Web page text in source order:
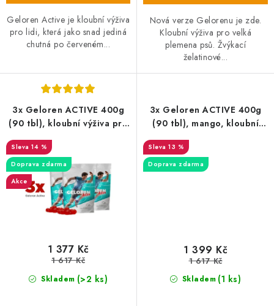
Geloren Active je kloubní výživa
pro lidi, která jako snad jediná
chutná po červeném...
Nová verze Gelorenu je zde.
Kloubní výživa pro velká
plemena psů. Žvýkací
želatinové...
3x Geloren ACTIVE 400g
(90 tbl), kloubní výživa pro
14 %
Doprava zdarma
Akce
Skladem (>2 ks)
1 377 Kč
1 617 Kč
3x Geloren ACTIVE 400g
(90 tbl), mango, kloubní
výživa pro lidi
13 %
Doprava zdarma
Skladem (1 ks)
1 399 Kč
1 617 Kč